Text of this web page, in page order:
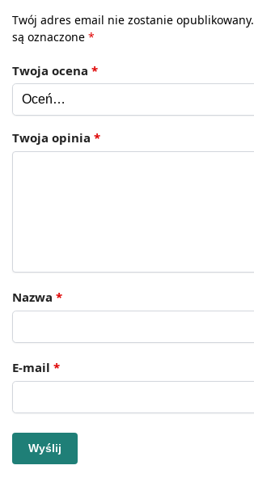
Twój adres email nie zostanie opublikowany.
są oznaczone *
Twoja ocena *
Twoja opinia *
Nazwa *
E-mail *